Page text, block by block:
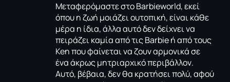
Μεταφερόμαστε στο Barbieworld, εκεί
όπου η ζωή μοιάζει ουτοπική, είναι κάθε
μέρα η ίδια, άλλα αυτό δεν δείχνει να
πειράζει καμία από τις Barbie ή από τους
Ken που φαίνεται να ζουν αρμονικά σε
ένα άκρως μητριαρχικό περιβάλλον.
Αυτό, βέβαια, δεν θα κρατήσει πολύ, αφού